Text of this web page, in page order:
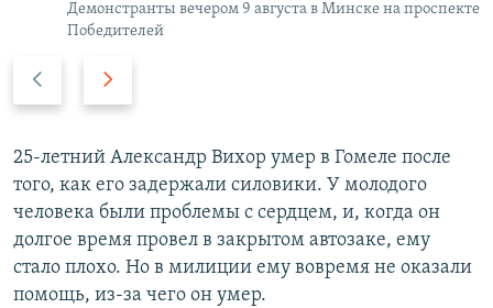
Демонстранты вечером 9 августа в Минске на проспекте
Победителей
д
ы
д
у
щ
и
д
у
ю
щ
и
25-летний Александр Вихор умер в Гомеле после
того, как его задержали силовики. У молодого
человека были проблемы с сердцем, и, когда он
долгое время провел в закрытом автозаке, ему
стало плохо. Но в милиции ему вовремя не оказали
помощь, из-за чего он умер.